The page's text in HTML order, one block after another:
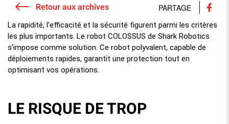
Retour aux archives PARTAGE
La rapidité, l’efficacité et la sécurité figurent parmi les critères
les plus importants. Le robot COLOSSUS de Shark Robotics
s’impose comme solution. Ce robot polyvalent, capable de
déploiements rapides, garantit une protection tout en
optimisant vos opérations.
LE RISQUE DE TROP